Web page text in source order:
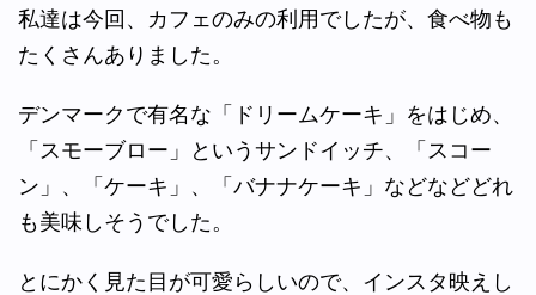
私達は今回、カフェのみの利用でしたが、食べ物も
たくさんありました。
デンマークで有名な「ドリームケーキ」をはじめ、
「スモーブロー」というサンドイッチ、「スコー
ン」、「ケーキ」、「バナナケーキ」などなどどれ
も美味しそうでした。
とにかく見た目が可愛らしいので、インスタ映えし